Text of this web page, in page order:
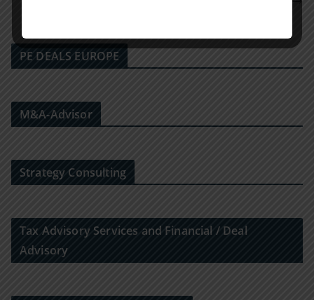
PE DEALS EUROPE
M&A-Advisor
Strategy Consulting
Tax Advisory Services and Financial / Deal
Advisory